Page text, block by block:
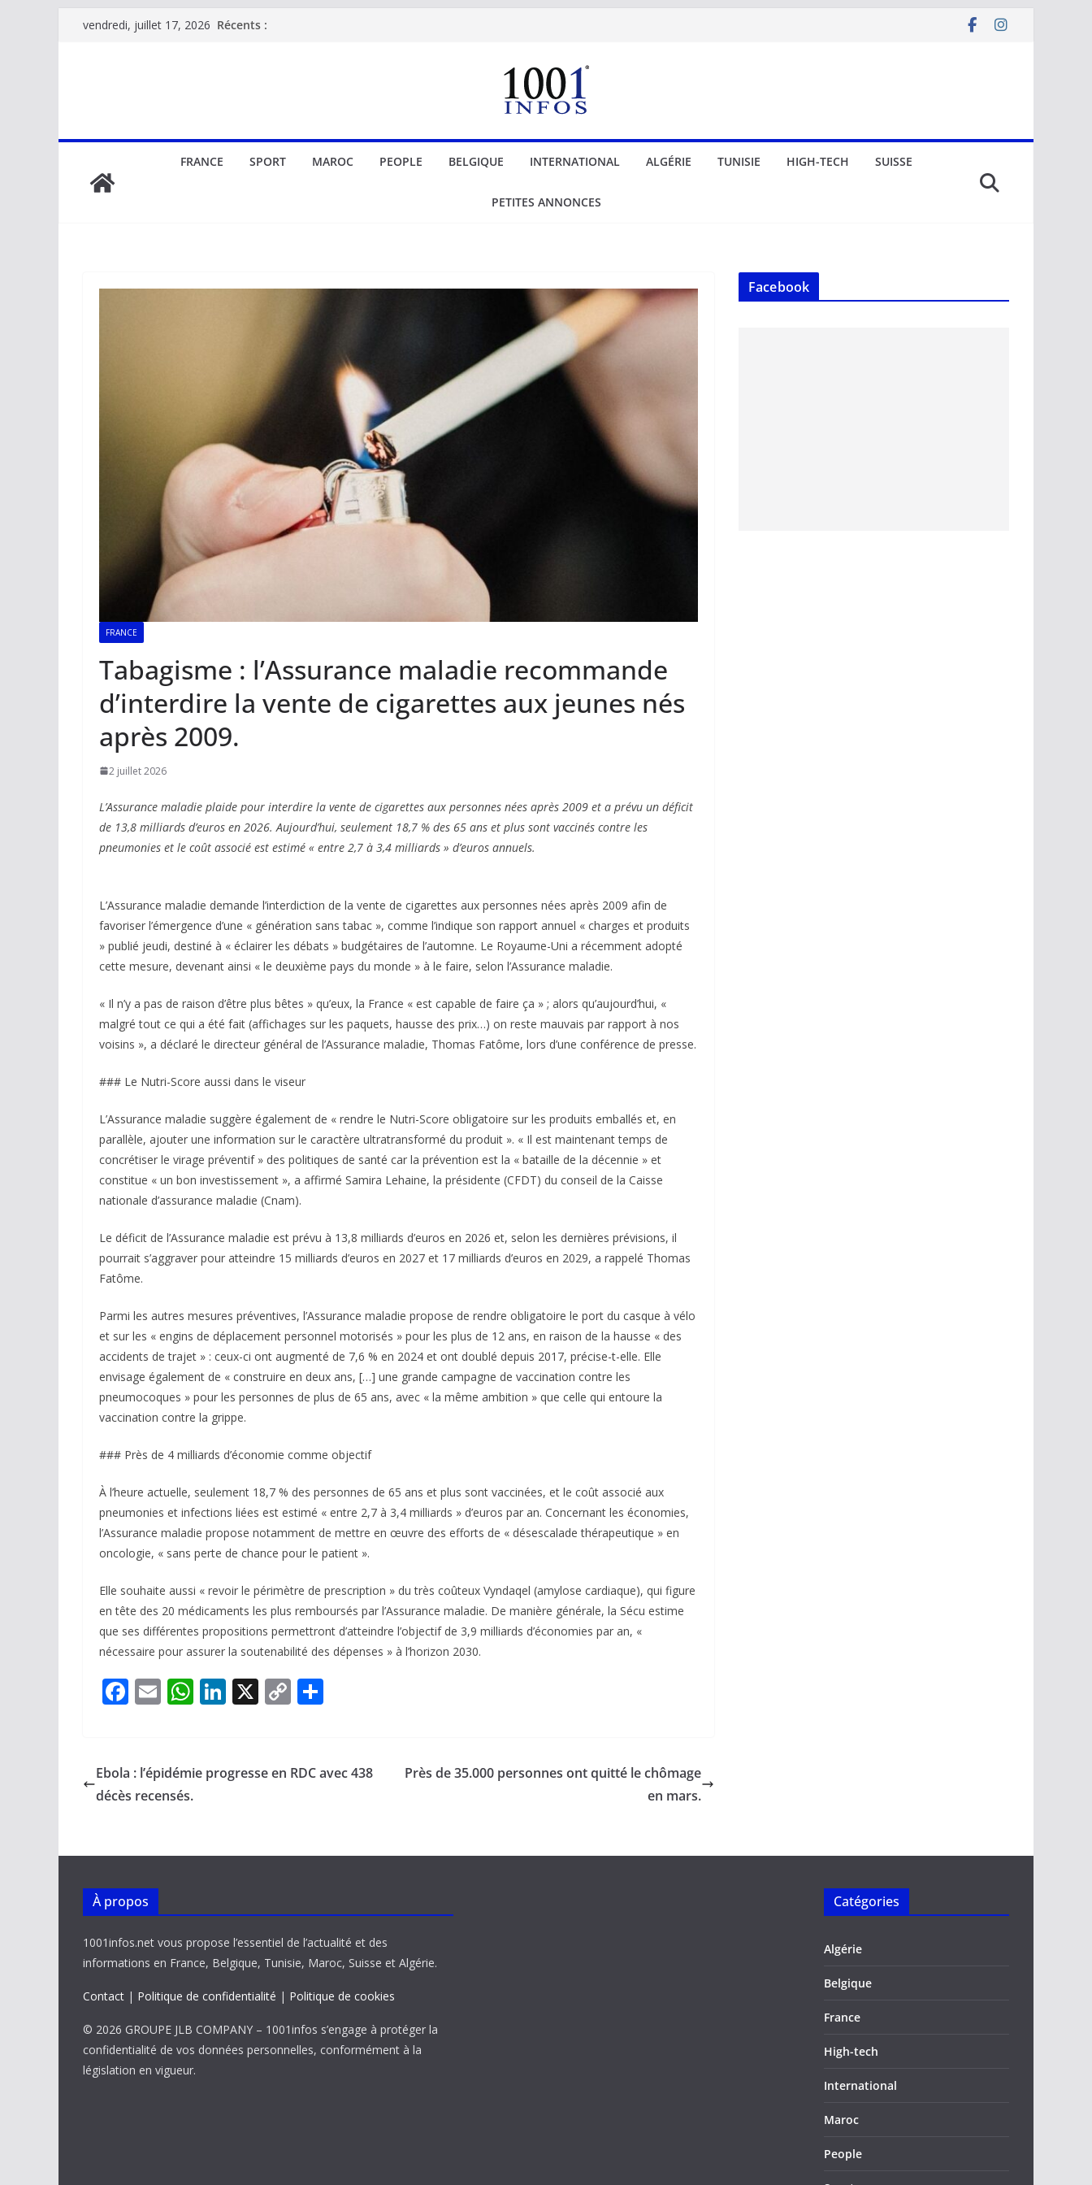
Passervendredi, juillet 17, 2026 Récents :
FRANCE SPORT MAROC PEOPLE BELGIQUE INTERNATIONAL ALGÉRIE TUNISIE HIGH-TECH SUISSE
PETITES ANNONCES
FRANCE
Tabagisme : l’Assurance maladie recommande
d’interdire la vente de cigarettes aux jeunes nés
après 2009.
2 juillet 2026
L’Assurance maladie plaide pour interdire la vente de cigarettes aux personnes nées après 2009 et a prévu un déficit
de 13,8 milliards d’euros en 2026. Aujourd’hui, seulement 18,7 % des 65 ans et plus sont vaccinés contre les
pneumonies et le coût associé est estimé « entre 2,7 à 3,4 milliards » d’euros annuels.
L’Assurance maladie demande l’interdiction de la vente de cigarettes aux personnes nées après 2009 afin de
favoriser l’émergence d’une « génération sans tabac », comme l’indique son rapport annuel « charges et produits
» publié jeudi, destiné à « éclairer les débats » budgétaires de l’automne. Le Royaume-Uni a récemment adopté
cette mesure, devenant ainsi « le deuxième pays du monde » à le faire, selon l’Assurance maladie.
« Il n’y a pas de raison d’être plus bêtes » qu’eux, la France « est capable de faire ça » ; alors qu’aujourd’hui, «
malgré tout ce qui a été fait (affichages sur les paquets, hausse des prix…) on reste mauvais par rapport à nos
voisins », a déclaré le directeur général de l’Assurance maladie, Thomas Fatôme, lors d’une conférence de presse.
### Le Nutri-Score aussi dans le viseur
L’Assurance maladie suggère également de « rendre le Nutri-Score obligatoire sur les produits emballés et, en
parallèle, ajouter une information sur le caractère ultratransformé du produit ». « Il est maintenant temps de
concrétiser le virage préventif » des politiques de santé car la prévention est la « bataille de la décennie » et
constitue « un bon investissement », a affirmé Samira Lehaine, la présidente (CFDT) du conseil de la Caisse
nationale d’assurance maladie (Cnam).
Le déficit de l’Assurance maladie est prévu à 13,8 milliards d’euros en 2026 et, selon les dernières prévisions, il
pourrait s’aggraver pour atteindre 15 milliards d’euros en 2027 et 17 milliards d’euros en 2029, a rappelé Thomas
Fatôme.
Parmi les autres mesures préventives, l’Assurance maladie propose de rendre obligatoire le port du casque à vélo
et sur les « engins de déplacement personnel motorisés » pour les plus de 12 ans, en raison de la hausse « des
accidents de trajet » : ceux-ci ont augmenté de 7,6 % en 2024 et ont doublé depuis 2017, précise-t-elle. Elle
envisage également de « construire en deux ans, […] une grande campagne de vaccination contre les
pneumocoques » pour les personnes de plus de 65 ans, avec « la même ambition » que celle qui entoure la
vaccination contre la grippe.
### Près de 4 milliards d’économie comme objectif
À l’heure actuelle, seulement 18,7 % des personnes de 65 ans et plus sont vaccinées, et le coût associé aux
pneumonies et infections liées est estimé « entre 2,7 à 3,4 milliards » d’euros par an. Concernant les économies,
l’Assurance maladie propose notamment de mettre en œuvre des efforts de « désescalade thérapeutique » en
oncologie, « sans perte de chance pour le patient ».
Elle souhaite aussi « revoir le périmètre de prescription » du très coûteux Vyndaqel (amylose cardiaque), qui figure
en tête des 20 médicaments les plus remboursés par l’Assurance maladie. De manière générale, la Sécu estime
que ses différentes propositions permettront d’atteindre l’objectif de 3,9 milliards d’économies par an, «
nécessaire pour assurer la soutenabilité des dépenses » à l’horizon 2030.
F
b
o
k
E
l
W
s
p
Li
e
X C
y
k
g
Ebola : l’épidémie progresse en RDC avec 438
décès recensés.
Près de 35.000 personnes ont quitté le chômage
en mars.
Facebook
À propos
1001infos.net vous propose l’essentiel de l’actualité et des
informations en France, Belgique, Tunisie, Maroc, Suisse et Algérie.
Contact | Politique de confidentialité | Politique de cookies
© 2026 GROUPE JLB COMPANY – 1001infos s’engage à protéger la
confidentialité de vos données personnelles, conformément à la
législation en vigueur.
Catégories
Algérie
Belgique
France
High-tech
International
Maroc
People